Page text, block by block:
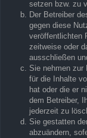
setzen bzw. zu
Der Betreiber
gegen diese
veröffentlichten
zeitweise oder
ausschließen
Sie nehmen zur
für die Inhalte
hat oder die er
dem Betreiber,
jederzeit zu
Sie gestatten
abzuändern,